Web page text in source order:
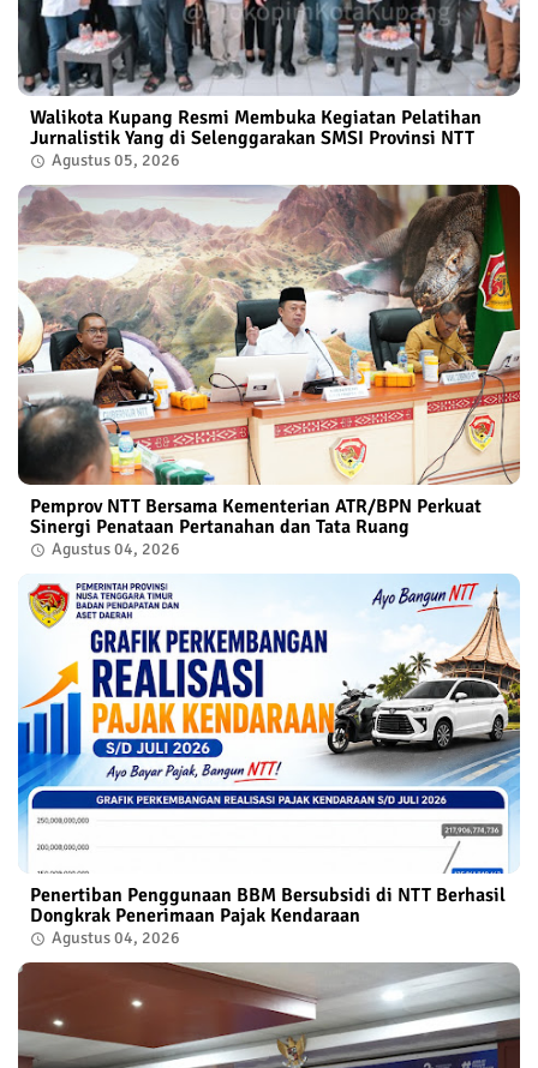
Walikota Kupang Resmi Membuka Kegiatan Pelatihan
Jurnalistik Yang di Selenggarakan SMSI Provinsi NTT
Agustus 05, 2026
Pemprov NTT Bersama Kementerian ATR/BPN Perkuat
Sinergi Penataan Pertanahan dan Tata Ruang
Agustus 04, 2026
Penertiban Penggunaan BBM Bersubsidi di NTT Berhasil
Dongkrak Penerimaan Pajak Kendaraan
Agustus 04, 2026